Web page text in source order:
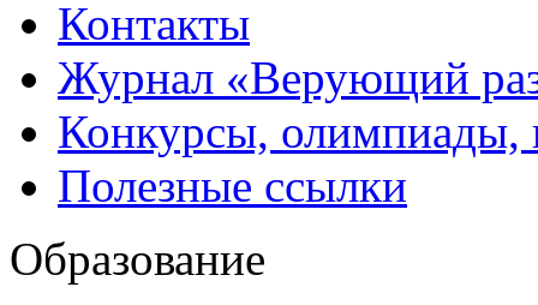
Контакты
Журнал «Верующий
Конкурсы, олимпиады,
Полезные ссылки
Образование